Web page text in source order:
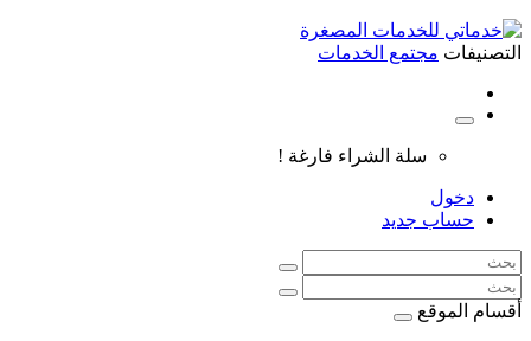
التصنيفات مجتمع الخدمات
سلة الشراء فارغة !
دخول
حساب جديد
أقسام الموقع